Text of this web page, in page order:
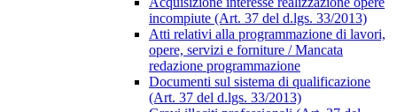
incompiute (Art. 37 del d.lgs. 33/2013)
Atti relativi alla programmazione di lavori,
opere, servizi e forniture / Mancata
redazione programmazione
Documenti sul sistema di qualificazione
(Art. 37 del d.lgs. 33/2013)